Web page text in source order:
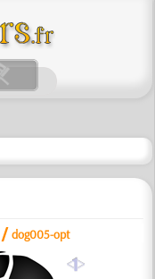
/dog005-opt
a